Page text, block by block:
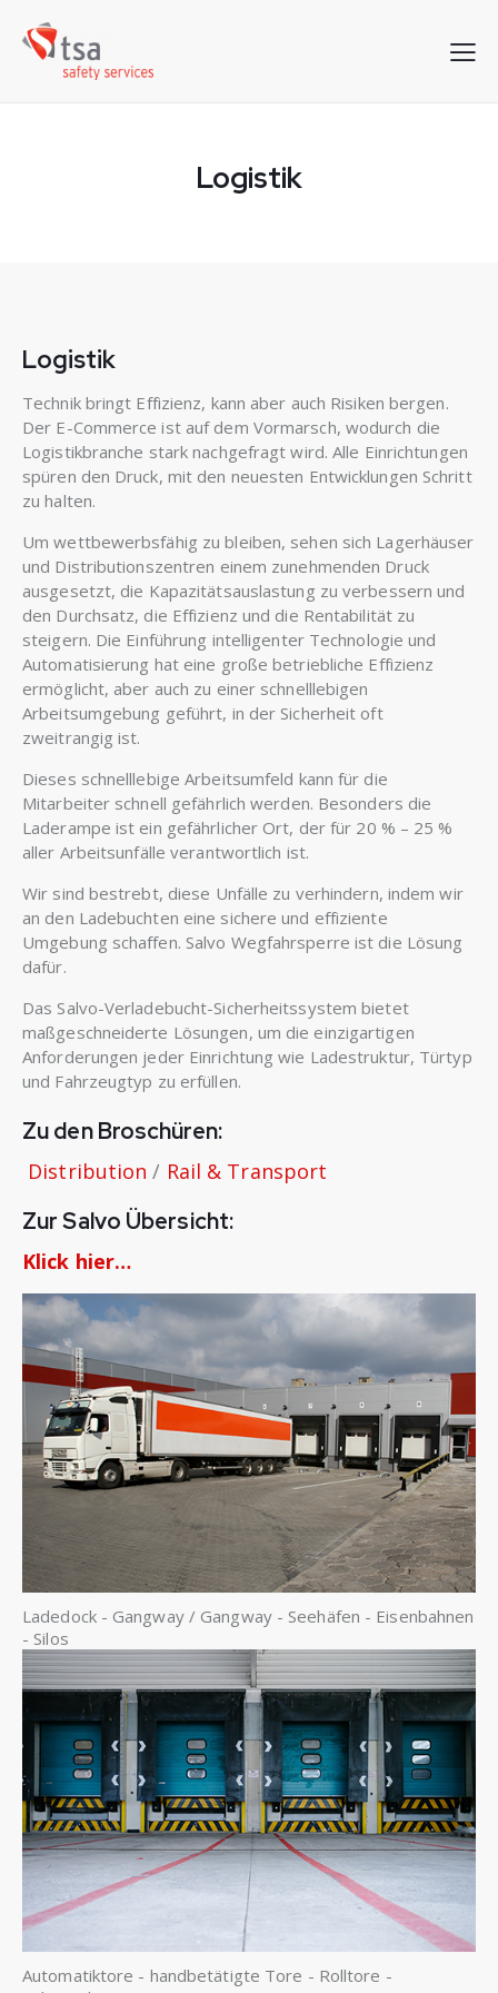
Logistik
Logistik
Technik bringt Effizienz, kann aber auch Risiken bergen.
Der E-Commerce ist auf dem Vormarsch, wodurch die
Logistikbranche stark nachgefragt wird. Alle Einrichtungen
spüren den Druck, mit den neuesten Entwicklungen Schritt
zu halten.
Um wettbewerbsfähig zu bleiben, sehen sich Lagerhäuser
und Distributionszentren einem zunehmenden Druck
ausgesetzt, die Kapazitätsauslastung zu verbessern und
den Durchsatz, die Effizienz und die Rentabilität zu
steigern. Die Einführung intelligenter Technologie und
Automatisierung hat eine große betriebliche Effizienz
ermöglicht, aber auch zu einer schnelllebigen
Arbeitsumgebung geführt, in der Sicherheit oft
zweitrangig ist.
Dieses schnelllebige Arbeitsumfeld kann für die
Mitarbeiter schnell gefährlich werden. Besonders die
Laderampe ist ein gefährlicher Ort, der für 20 % – 25 %
aller Arbeitsunfälle verantwortlich ist.
Wir sind bestrebt, diese Unfälle zu verhindern, indem wir
an den Ladebuchten eine sichere und effiziente
Umgebung schaffen. Salvo Wegfahrsperre ist die Lösung
dafür.
Das Salvo-Verladebucht-Sicherheitssystem bietet
maßgeschneiderte Lösungen, um die einzigartigen
Anforderungen jeder Einrichtung wie Ladestruktur, Türtyp
und Fahrzeugtyp zu erfüllen.
Zu den Broschüren:
Distribution / Rail & Transport
Zur Salvo Übersicht:
Klick hier…
Ladedock - Gangway / Gangway - Seehäfen - Eisenbahnen
- Silos
Automatiktore - handbetätigte Tore - Rolltore -